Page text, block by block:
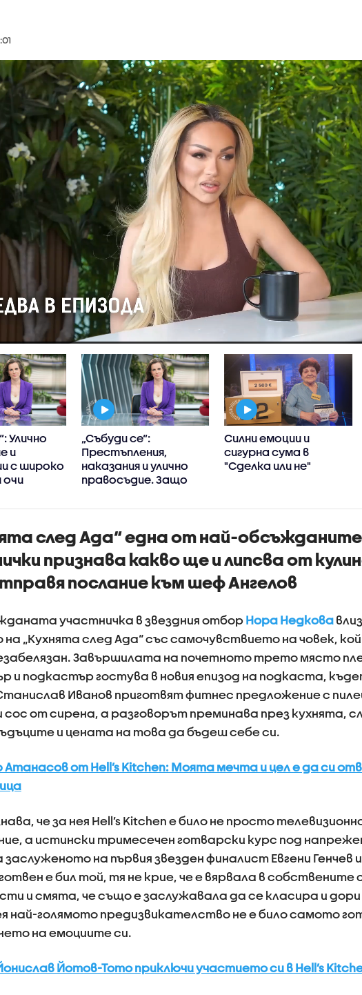
Улично
и
с широко
очи
„Събуди се“:
Престъпления,
наказания и улично
правосъдие. Защо
превърнаха в убийци?
Силни емоции и
сигурна сума в
"Сделка или не"
след Ада“ една от най-обсъжданите
признава какво ще и липсва от
послание към шеф Ангелов
участничка в звездния отбор Нора Недкова
„Кухнята след Ада“ със самочувствието на човек,
Завършилата на почетното трето място
и подкастър гостува в новия епизод на подкаста,
Иванов приготвят фитнес предложение с
сос от сирена, а разговорът преминава през кухнята,
и цената на това да бъдеш себе си.
от Hell’s Kitchen: Моята мечта и цел е да си
че за нея Hell’s Kitchen е било не просто
а истински тримесечен готварски курс под
на първия звезден финалист Евгени Генчев
е бил той, тя не крие, че е вярвала в собствените
и смята, че също е заслужавала да се класира и
най-голямото предизвикателство не е било самото
на емоциите си.
Йотов-Тото приключи участието си в Hell’s